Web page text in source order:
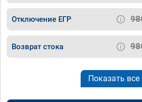
Отключение ЕГР
Возврат стока
Показать все